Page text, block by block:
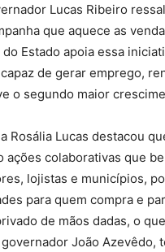
Lucas Ribeiro
que aquece as
do Estado apoia essa
de gerar emprego,
o segundo maior
Rosália Lucas destacou
ações colaborativas que
lojistas e municípios,
para quem compra e
de mãos dadas, o
João Azevêdo,